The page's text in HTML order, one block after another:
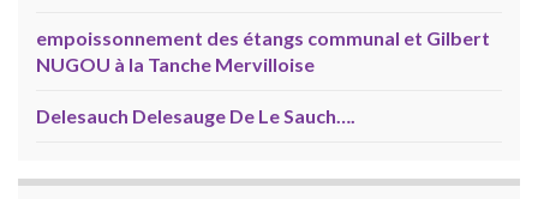
empoissonnement des étangs communal et Gilbert
NUGOU à la Tanche Mervilloise
Delesauch Delesauge De Le Sauch….